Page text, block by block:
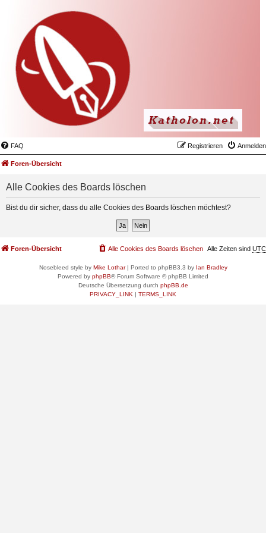
FAQ Anmelden
Registrieren
Foren-Übersicht
Alle Cookies des Boards löschen
Bist du dir sicher, dass du alle Cookies des Boards löschen möchtest?
Foren-Übersicht Alle Zeiten sind UTC
Alle Cookies des Boards löschen
Nosebleed style by Mike Lothar| Ported to phpBB3.3 by Ian Bradley
Powered by phpBB® Forum Software © phpBB Limited
Deutsche Übersetzung durch phpBB.de
PRIVACY_LINK | TERMS_LINK